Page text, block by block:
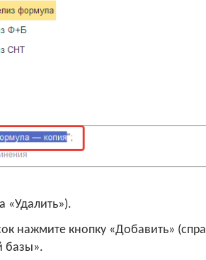
«Удалить»).
нажмите кнопку «Добавить»
базы».